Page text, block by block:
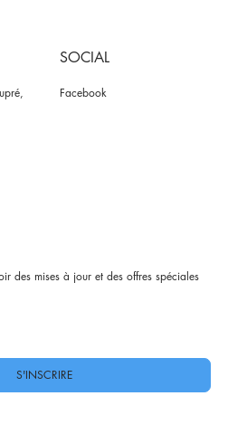
SOCIAL
Facebook
des mises à jour et des offres spéciales
S'INSCRIRE